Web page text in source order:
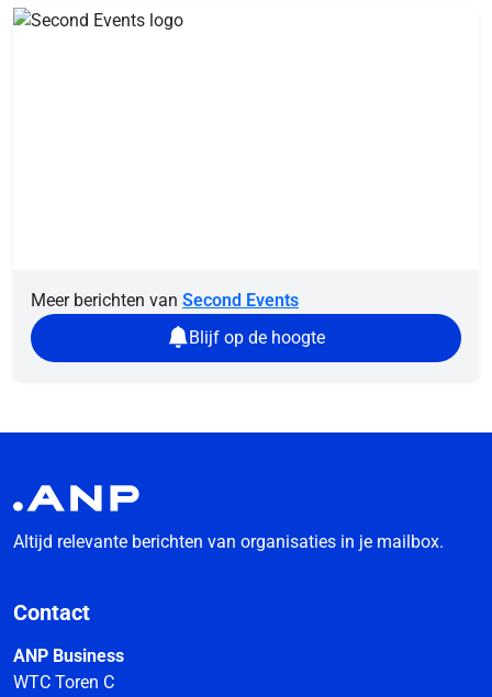
Meer berichten van Second Events
Blijf op de hoogte
Altijd relevante berichten van organisaties in je mailbox.
Contact
ANP Business
WTC Toren C